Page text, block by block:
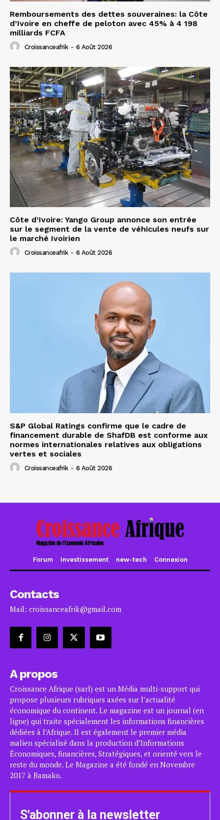
Remboursements des dettes souveraines: la Côte
d’Ivoire en cheffe de peloton avec 45% à 4 198
milliards FCFA
Croissanceafrik - 6 Août 2026
Côte d’Ivoire: Yango Group annonce son entrée
sur le segment de la vente de véhicules neufs sur
le marché Ivoirien
Croissanceafrik - 6 Août 2026
S&P Global Ratings confirme que le cadre de
financement durable de ShafDB est conforme aux
normes internationales relatives aux obligations
vertes et sociales
Croissanceafrik - 6 Août 2026
Forum Investissement new-tech Connexion
Contacts
Mail: croissanceafrik@gmail.com
A propos
Croissance Afrique (sarl) est un Média multi-support qui
propose plusieurs rubriques axées sur l’actualité
économique du continent. Le magazine est un journal (en
ligne) qui traite spécialement les informations financières
dédiées à l’Afrique. Il est également le premier média
malien spécialisé dans la production d’Informations
Économiques, financières, Stratégiques, et orienté vers le
reste du monde. Le Magazine a été fondé en Novembre
2017 à Bamako.
S'abonner à la newsletter